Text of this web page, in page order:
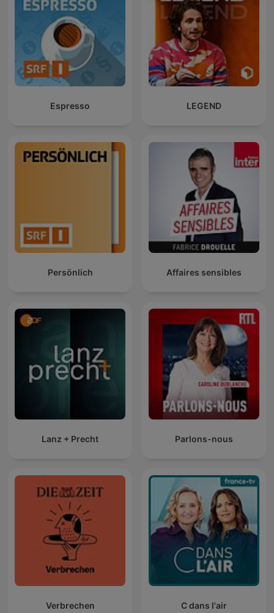
Espresso LEGEND
Persönlich Affaires sensibles
Lanz + Precht Parlons-nous
Verbrechen C dans l'air